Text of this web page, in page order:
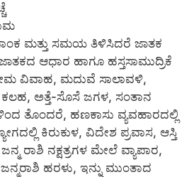
ಮತ್ತು ಸಮಯ ತಿಳಿಸಿದರೆ ಜಾತಕ
ಆಧಾರ ಹಾಗೂ ಹಸ್ತಸಾಮುದ್ರಿಕೆ
ವಿವಾಹ, ಮದುವೆ ಸಾಲಾವಳಿ,
ಕಲಹ, ಅತ್ತೆ-ಸೊಸೆ ಜಗಳ, ಸಂತಾನ
ತೊಂದರೆ, ಹಣಕಾಸು ವ್ಯವಹಾರದಲ್ಲಿ
ಕಿರುಕುಳ, ವಿದೇಶ ಪ್ರವಾಸ, ಆಸ್ತಿ
ರಾಶಿ ನಕ್ಷತ್ರಗಳ ಮೇಲೆ ವ್ಯಾಪಾರ,
ಹರಳು, ಇನ್ನು ಮುಂತಾದ